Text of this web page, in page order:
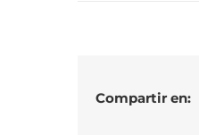
Compartir en: